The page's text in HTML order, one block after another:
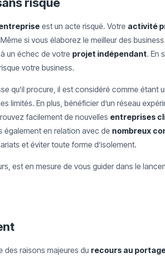
risque
est un acte risqué. Votre activité
si vous élaborez le meilleur des
un échec de votre projet indépendant. En
votre business.
qu’il procure, il est considéré comme étant
limités. En plus, bénéficier d’un réseau
facilement de nouvelles entreprises
également en relation avec de nombreux
et éviter toute forme d’isolement.
est en mesure de vous guider dans le
des raisons majeures du recours au